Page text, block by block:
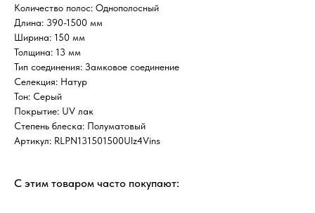
Количество полос: Однополосный
Длина: 390-1500 мм
Ширина: 150 мм
Толщина: 13 мм
Тип соединения: Замковое соединение
Селекция: Натур
Тон: Серый
Покрытие: UV лак
Степень блеска: Полуматовый
Артикул: RLPN131501500Ulz4Vins
С этим товаром часто покупают: